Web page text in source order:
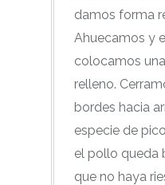
damos forma
Ahuecamos y
colocamos
relleno.
bordes hacia
especie de
el pollo queda
que no haya